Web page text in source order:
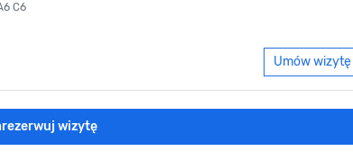
C6
Umów wizytę
wizytę